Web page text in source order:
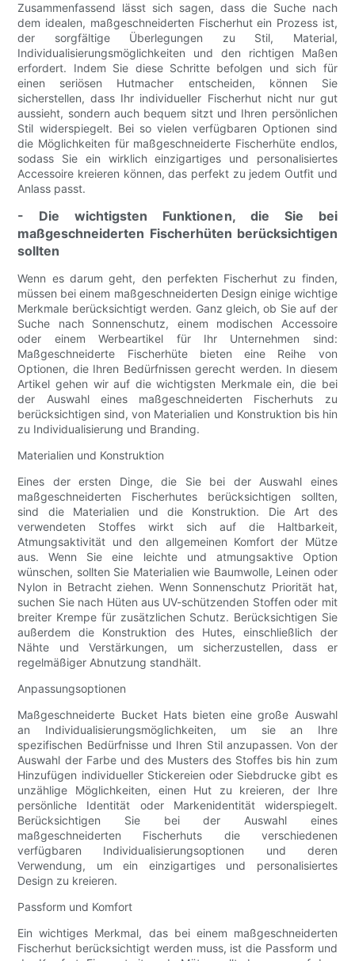
Zusammenfassend lässt sich sagen, dass die Suche nach
dem idealen, maßgeschneiderten Fischerhut ein Prozess ist,
der sorgfältige Überlegungen zu Stil, Material,
Individualisierungsmöglichkeiten und den richtigen Maßen
erfordert. Indem Sie diese Schritte befolgen und sich für
einen seriösen Hutmacher entscheiden, können Sie
sicherstellen, dass Ihr individueller Fischerhut nicht nur gut
aussieht, sondern auch bequem sitzt und Ihren persönlichen
Stil widerspiegelt. Bei so vielen verfügbaren Optionen sind
die Möglichkeiten für maßgeschneiderte Fischerhüte endlos,
sodass Sie ein wirklich einzigartiges und personalisiertes
Accessoire kreieren können, das perfekt zu jedem Outfit und
Anlass passt.
- Die wichtigsten Funktionen, die Sie bei
maßgeschneiderten Fischerhüten berücksichtigen
sollten
Wenn es darum geht, den perfekten Fischerhut zu finden,
müssen bei einem maßgeschneiderten Design einige wichtige
Merkmale berücksichtigt werden. Ganz gleich, ob Sie auf der
Suche nach Sonnenschutz, einem modischen Accessoire
oder einem Werbeartikel für Ihr Unternehmen sind:
Maßgeschneiderte Fischerhüte bieten eine Reihe von
Optionen, die Ihren Bedürfnissen gerecht werden. In diesem
Artikel gehen wir auf die wichtigsten Merkmale ein, die bei
der Auswahl eines maßgeschneiderten Fischerhuts zu
berücksichtigen sind, von Materialien und Konstruktion bis hin
zu Individualisierung und Branding.
Materialien und Konstruktion
Eines der ersten Dinge, die Sie bei der Auswahl eines
maßgeschneiderten Fischerhutes berücksichtigen sollten,
sind die Materialien und die Konstruktion. Die Art des
verwendeten Stoffes wirkt sich auf die Haltbarkeit,
Atmungsaktivität und den allgemeinen Komfort der Mütze
aus. Wenn Sie eine leichte und atmungsaktive Option
wünschen, sollten Sie Materialien wie Baumwolle, Leinen oder
Nylon in Betracht ziehen. Wenn Sonnenschutz Priorität hat,
suchen Sie nach Hüten aus UV-schützenden Stoffen oder mit
breiter Krempe für zusätzlichen Schutz. Berücksichtigen Sie
außerdem die Konstruktion des Hutes, einschließlich der
Nähte und Verstärkungen, um sicherzustellen, dass er
regelmäßiger Abnutzung standhält.
Anpassungsoptionen
Maßgeschneiderte Bucket Hats bieten eine große Auswahl
an Individualisierungsmöglichkeiten, um sie an Ihre
spezifischen Bedürfnisse und Ihren Stil anzupassen. Von der
Auswahl der Farbe und des Musters des Stoffes bis hin zum
Hinzufügen individueller Stickereien oder Siebdrucke gibt es
unzählige Möglichkeiten, einen Hut zu kreieren, der Ihre
persönliche Identität oder Markenidentität widerspiegelt.
Berücksichtigen Sie bei der Auswahl eines
maßgeschneiderten Fischerhuts die verschiedenen
verfügbaren Individualisierungsoptionen und deren
Verwendung, um ein einzigartiges und personalisiertes
Design zu kreieren.
Passform und Komfort
Ein wichtiges Merkmal, das bei einem maßgeschneiderten
Fischerhut berücksichtigt werden muss, ist die Passform und